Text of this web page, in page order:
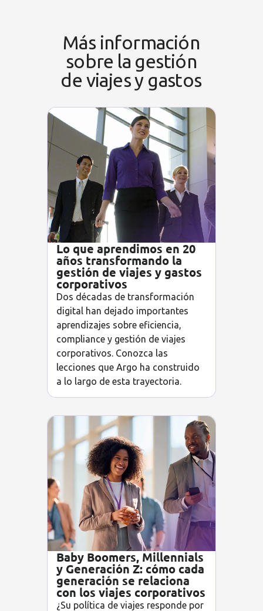
Más información
sobre la gestión
de viajes y gastos
Lo que aprendimos en 20
años transformando la
gestión de viajes y gastos
corporativos
Dos décadas de transformación
digital han dejado importantes
aprendizajes sobre eficiencia,
compliance y gestión de viajes
corporativos. Conozca las
lecciones que Argo ha construido
a lo largo de esta trayectoria.
Baby Boomers, Millennials
y Generación Z: cómo cada
generación se relaciona
con los viajes corporativos
¿Su política de viajes responde por